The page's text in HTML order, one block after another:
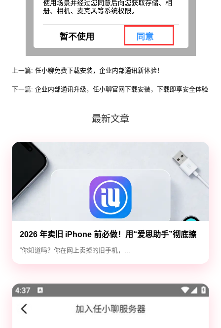
上一篇: 任小聊免费下载安装，企业内部通讯新体验！
下一篇: 企业内部通讯升级，任小聊官网下载安装，下载即享安全体验
最新文章
2026 年卖旧 iPhone 前必做！用“爱思助手”彻底擦
除隐私，防止数据泄露
“你知道吗？你在网上卖掉的旧手机，...